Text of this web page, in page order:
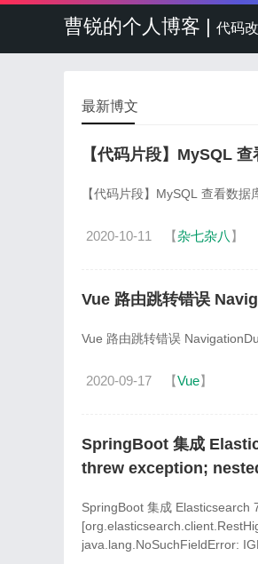
曹锐的个人博客 | 代码
最新博文
【代码片段】MySQL
【代码片段】MySQL 查看数据
2020-10-11 【杂七杂八 】
Vue 路由跳转错误
Vue 路由跳转错误
2020-09-17 【Vue】
SpringBoot 集成
threw exception;
SpringBoot 集成 Elasticsearch
java.lang.NoSuchFieldError: